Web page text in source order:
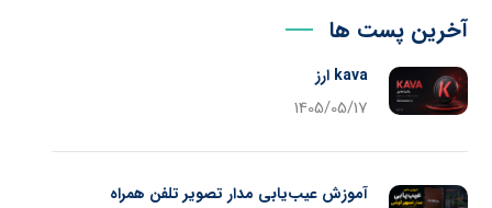
آخرین پست ها
kava ارز
1405/05/17
آموزش عیب‌یابی مدار تصویر تلفن همراه